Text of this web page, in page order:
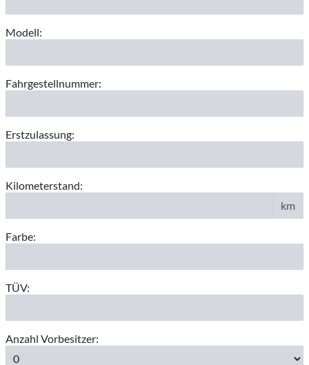
Modell:
Fahrgestellnummer:
Erstzulassung:
Kilometerstand:
km
Farbe:
TÜV:
Anzahl Vorbesitzer: